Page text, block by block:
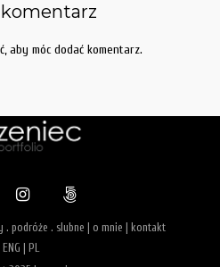
, aby móc dodać komentarz.
. podróże . slubne o mnie
kontakt
ENG
PL